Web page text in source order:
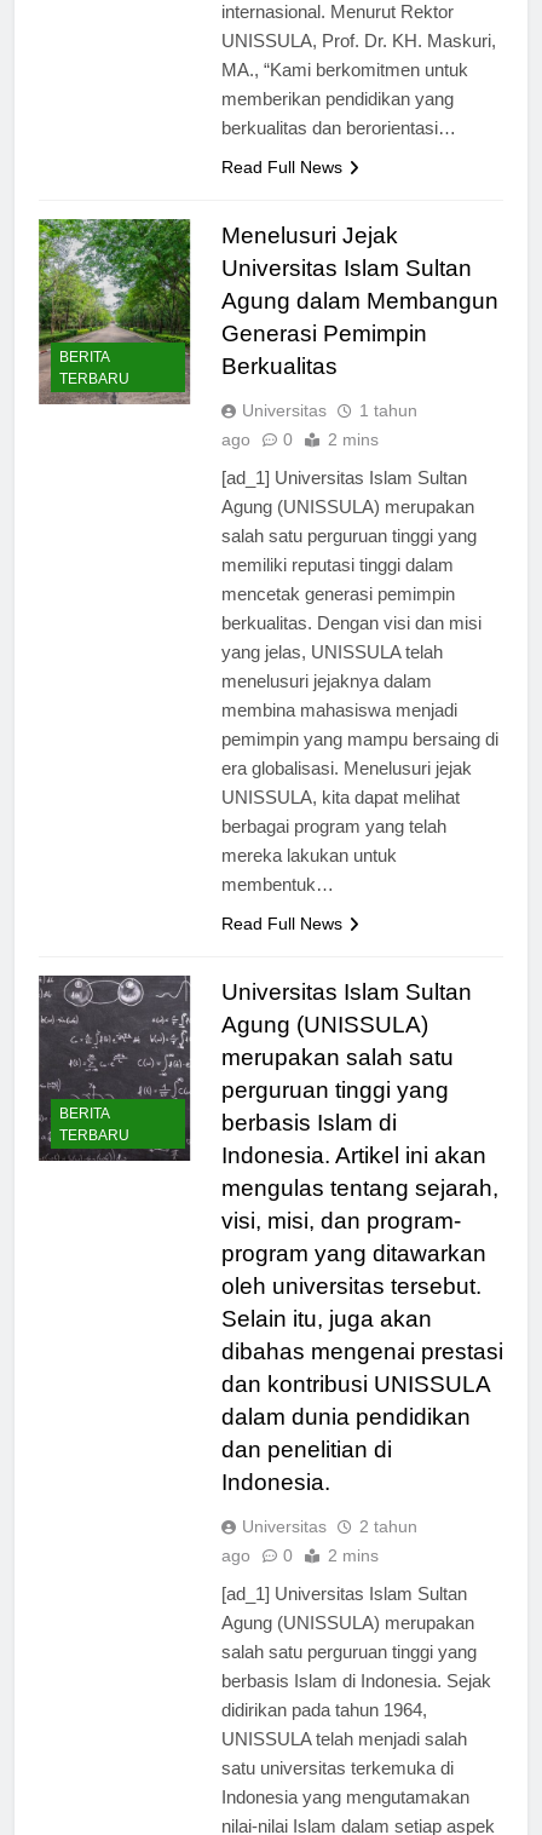
internasional. Menurut Rektor
UNISSULA, Prof. Dr. KH. Maskuri,
MA., “Kami berkomitmen untuk
memberikan pendidikan yang
BERITA
TERBARU
Menelusuri Jejak
Universitas Islam Sultan
Agung dalam Membangun
Generasi Pemimpin
Universitas
1 tahun
[ad_1] Universitas Islam Sultan
Agung (UNISSULA) merupakan
salah satu perguruan tinggi yang
memiliki reputasi tinggi dalam
mencetak generasi pemimpin
berkualitas. Dengan visi dan misi
yang jelas, UNISSULA telah
menelusuri jejaknya dalam
membina mahasiswa menjadi
pemimpin yang mampu bersaing di
era globalisasi. Menelusuri jejak
UNISSULA, kita dapat melihat
berbagai program yang telah
mereka lakukan untuk
BERITA
TERBARU
Universitas Islam Sultan
Agung (UNISSULA)
merupakan salah satu
perguruan tinggi yang
berbasis Islam di
Indonesia. Artikel ini akan
mengulas tentang sejarah,
visi, misi, dan program-
program yang ditawarkan
oleh universitas tersebut.
Selain itu, juga akan
dibahas mengenai prestasi
dan kontribusi UNISSULA
dalam dunia pendidikan
dan penelitian di
Universitas
2 tahun
[ad_1] Universitas Islam Sultan
Agung (UNISSULA) merupakan
salah satu perguruan tinggi yang
berbasis Islam di Indonesia. Sejak
didirikan pada tahun 1964,
UNISSULA telah menjadi salah
satu universitas terkemuka di
Indonesia yang mengutamakan